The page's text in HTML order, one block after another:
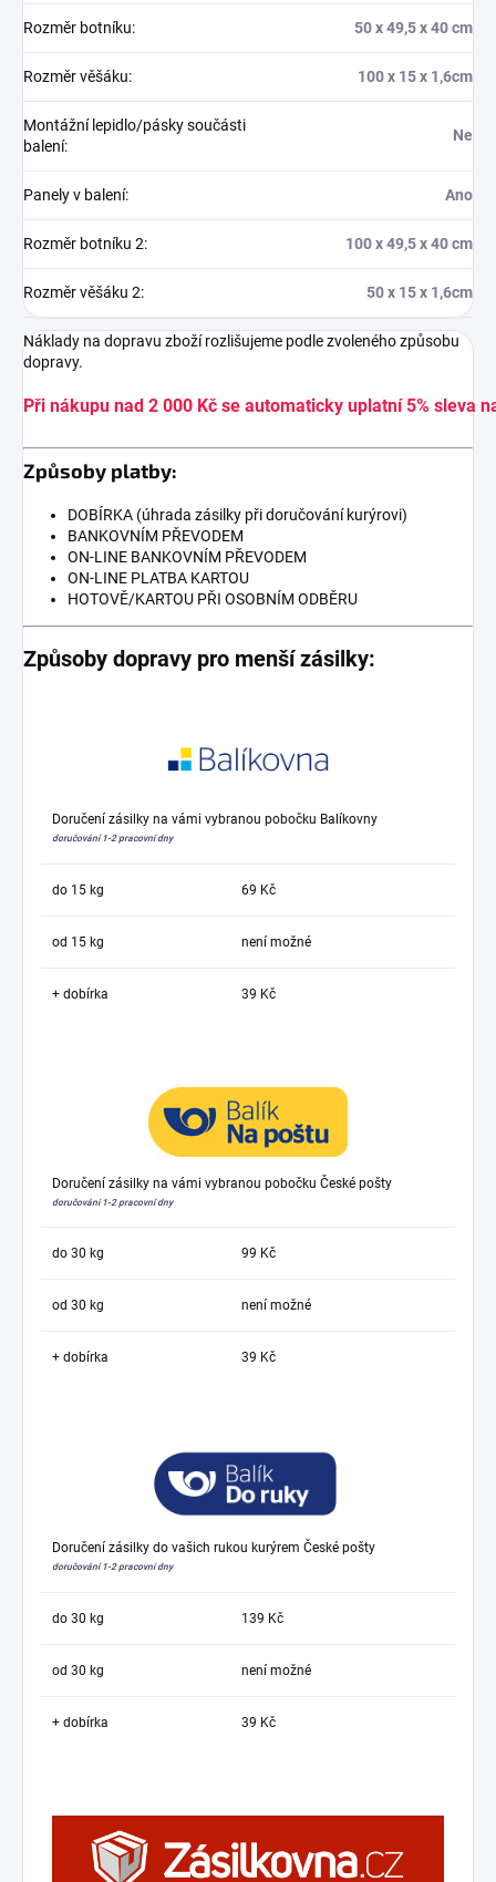
Rozměr botníku: 50 x 49,5 x 40 cm
Rozměr věšáku: 100 x 15 x 1,6cm
Montážní lepidlo/pásky součásti
balení:
Ne
Panely v balení: Ano
Rozměr botníku 2: 100 x 49,5 x 40 cm
Rozměr věšáku 2: 50 x 15 x 1,6cm
Náklady na dopravu zboží rozlišujeme podle zvoleného způsobu
dopravy.
Při nákupu nad 2 000 Kč se automaticky uplatní 5% sleva
Způsoby platby:
DOBÍRKA (úhrada zásilky při doručování kurýrovi)
BANKOVNÍM PŘEVODEM
ON-LINE BANKOVNÍM PŘEVODEM
ON-LINE PLATBA KARTOU
HOTOVĚ/KARTOU PŘI OSOBNÍM ODBĚRU
Způsoby dopravy pro menší zásilky:
Doručení zásilky na vámi vybranou pobočku Balíkovny
doručování 1-2 pracovní dny
do 15 kg 69 Kč
od 15 kg není možné
+ dobírka 39 Kč
Doručení zásilky na vámi vybranou pobočku České pošty
doručování 1-2 pracovní dny
do 30 kg 99 Kč
od 30 kg není možné
+ dobírka 39 Kč
Doručení zásilky do vašich rukou kurýrem České pošty
doručování 1-2 pracovní dny
do 30 kg 139 Kč
od 30 kg není možné
+ dobírka 39 Kč